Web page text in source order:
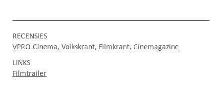
RECENSIES
VPRO Cinema Volkskrant Filmkrant Cinemagazine
LINKS
Filmtrailer